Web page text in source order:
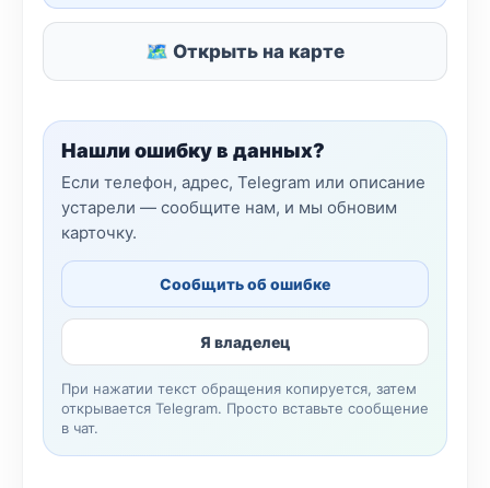
🗺 Открыть на карте
Нашли ошибку в данных?
Если телефон, адрес, Telegram или описание
устарели — сообщите нам, и мы обновим
карточку.
Сообщить об ошибке
Я владелец
При нажатии текст обращения копируется, затем
открывается Telegram. Просто вставьте сообщение
в чат.